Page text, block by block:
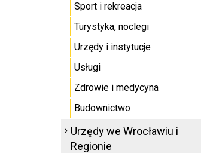
Sport i rekreacja
Turystyka, noclegi
Urzędy i instytucje
Usługi
Zdrowie i medycyna
Budownictwo
Urzędy we Wrocławiu i
Regionie